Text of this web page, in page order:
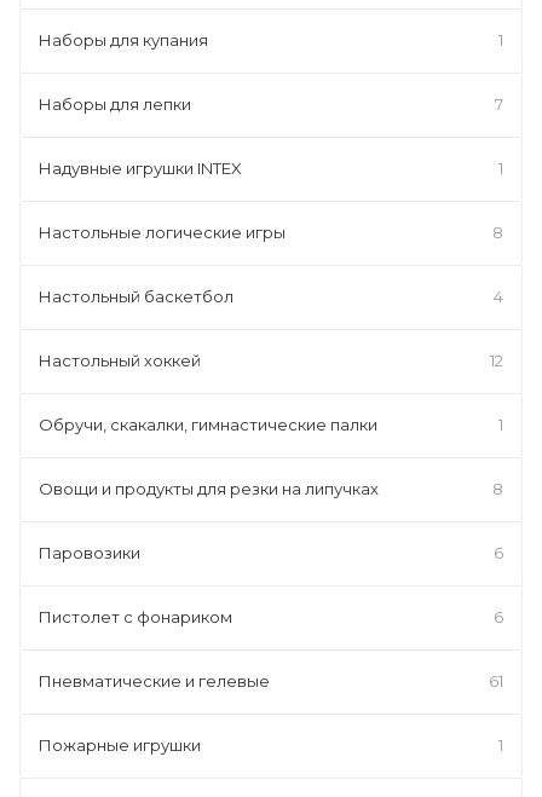
Наборы для купания 1
Наборы для лепки 7
Надувные игрушки INTEX 1
Настольные логические игры 8
Настольный баскетбол 4
Настольный хоккей 12
Обручи, скакалки, гимнастические палки 1
Овощи и продукты для резки на липучках 8
Паровозики 6
Пистолет с фонариком 6
Пневматические и гелевые 61
Пожарные игрушки 1